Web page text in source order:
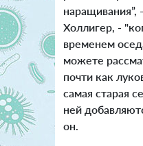
наращивания”,
Холлигер, -
временем
можете
почти как
самая старая
ней
он.